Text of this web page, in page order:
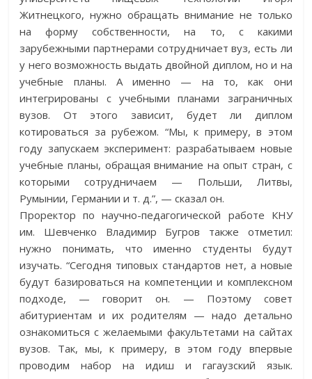
Житнецкого, нужно обращать внимание не только
на форму собственности, на то, с какими
зарубежными партнерами сотрудничает вуз, есть ли
у него возможность выдать двойной диплом, но и на
учебные планы. А именно — на то, как они
интегрированы с учебными планами заграничных
вузов. От этого зависит, будет ли диплом
котироваться за рубежом. “Мы, к примеру, в этом
году запускаем эксперимент: разрабатываем новые
учебные планы, обращая внимание на опыт стран, с
которыми сотрудничаем — Польши, Литвы,
Румынии, Германии и т. д.”, — сказал он.
Проректор по научно-педаго­ги­ческой работе КНУ
им. Шевченко Владимир Бугров также отметил:
нужно понимать, что именно студенты будут
изучать. “Сегодня типовых стандартов нет, а новые
будут базироваться на компетенции и комплексном
подходе, — говорит он. — Поэтому совет
абитуриентам и их родителям — надо детально
ознакомиться с желаемыми факультетами на сайтах
вузов. Так, мы, к примеру, в этом году впервые
проводим набор на идиш и гагаузский язык.